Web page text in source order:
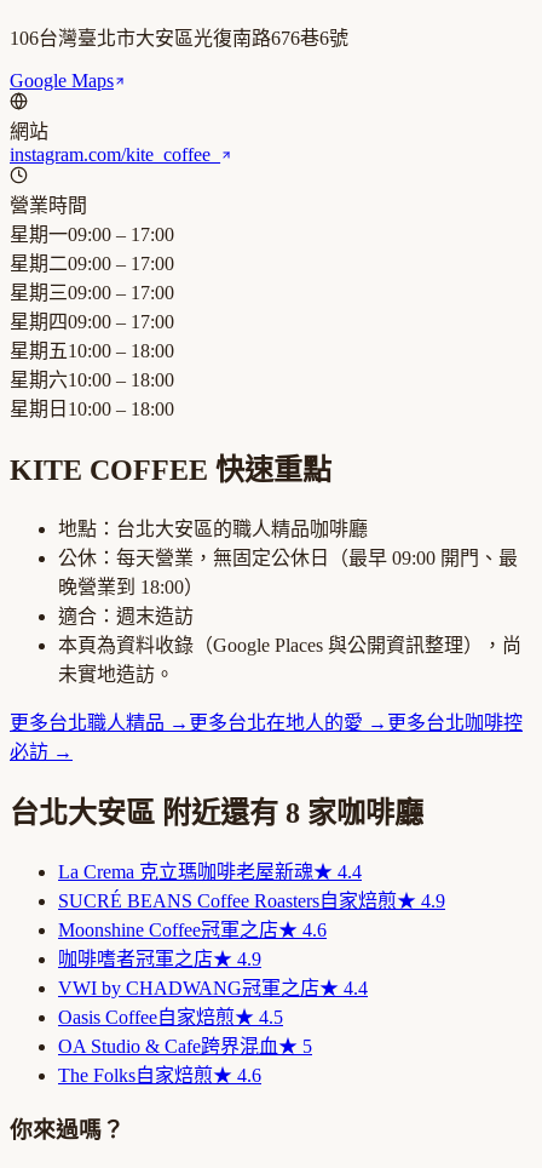
106台灣臺北市大安區光復南路676巷6號
Google Maps
網站
instagram.com/kite_coffee_
營業時間
星期一09:00 – 17:00
星期二09:00 – 17:00
星期三09:00 – 17:00
星期四09:00 – 17:00
星期五10:00 – 18:00
星期六10:00 – 18:00
星期日 10:00 – 18:00
KITE COFFEE 快速重點
地點： 台北大安區的職人精品咖啡廳
公休： 每天營業，無固定公休日 （最早 09:00 開門、最
晚營業到 18:00）
適合： 週末造訪
本頁為資料收錄（Google Places 與公開資訊整理），尚
未實地造訪。
更多台北職人精品 → 更多台北在地人的愛 → 更多台北咖啡控
必訪 →
台北大安區 附近還有 8 家咖啡廳
La Crema 克立瑪咖啡老屋新魂★ 4.4
SUCRÉ BEANS Coffee Roasters自家焙煎★ 4.9
Moonshine Coffee冠軍之店★ 4.6
咖啡嗜者冠軍之店★ 4.9
VWI by CHADWANG冠軍之店★ 4.4
Oasis Coffee自家焙煎★ 4.5
OA Studio & Cafe跨界混血★ 5
The Folks自家焙煎★ 4.6
你來過嗎？